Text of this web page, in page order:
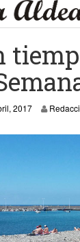
201712 abril,